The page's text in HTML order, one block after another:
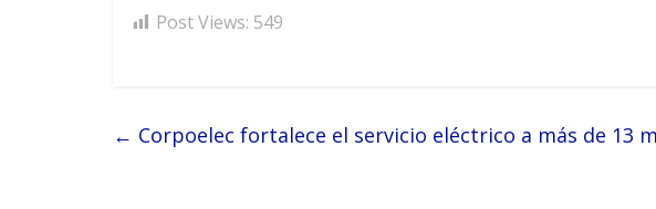
Post Views: 549
← Corpoelec fortalece el servicio eléctrico a más de 13